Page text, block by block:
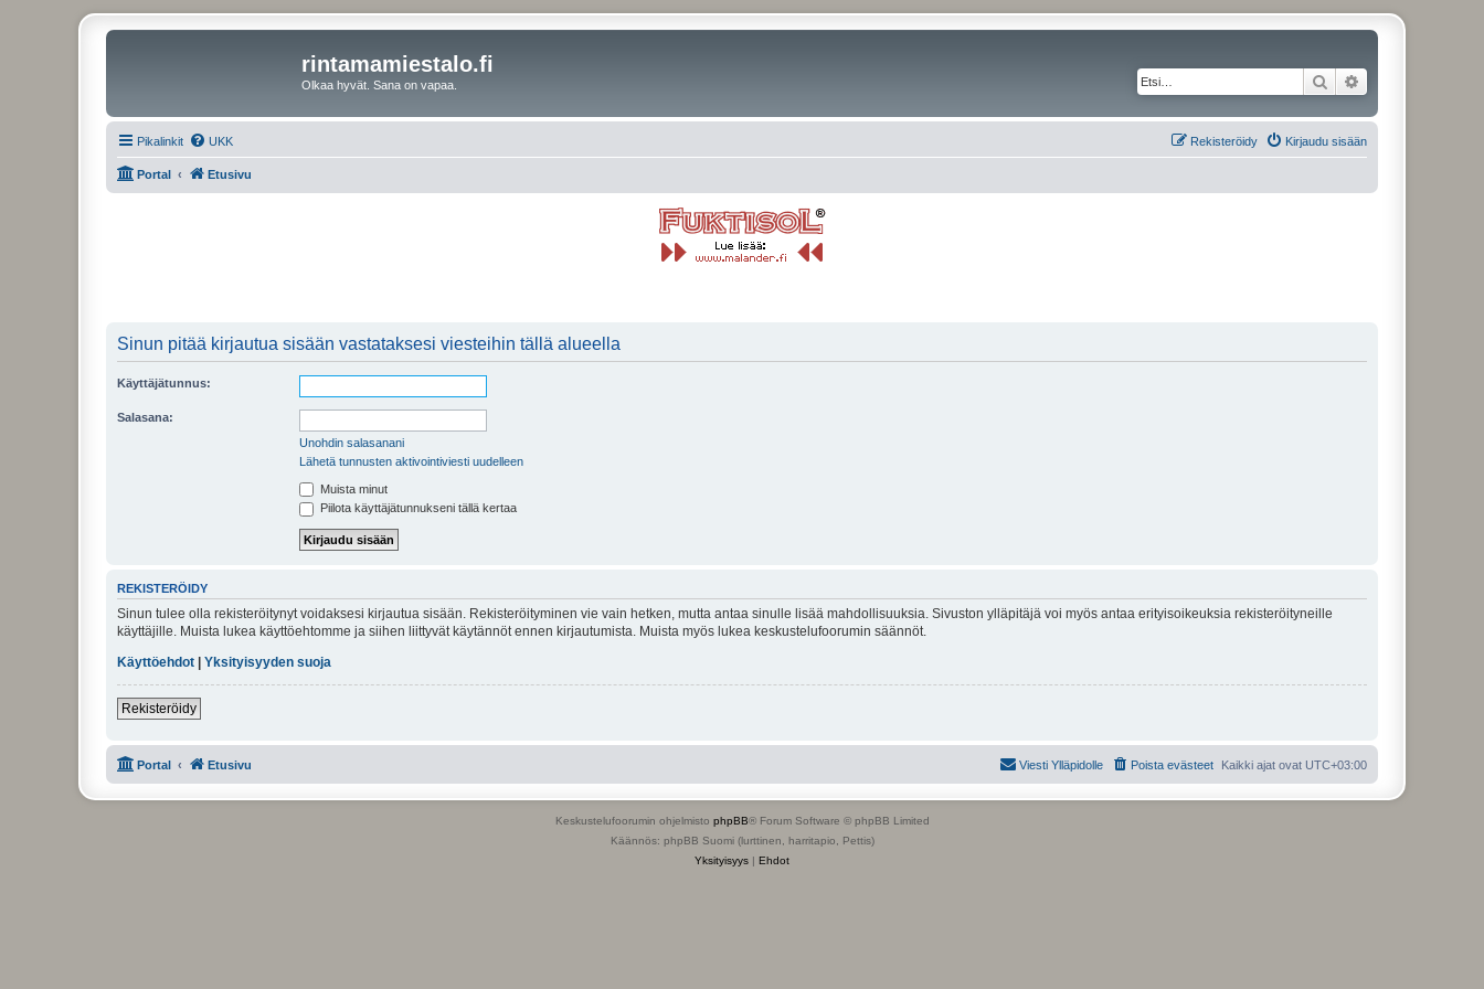
rintamamiestalo.fi
Olkaa hyvät. Sana on vapaa. Etsi
Pikalinkit UKK Kirjaudu sisään
Rekisteröidy
Portal Etusivu
Sinun pitää kirjautua sisään vastataksesi viesteihin tällä alueella
Käyttäjätunnus:
Salasana:
Unohdin salasanani
Lähetä tunnusten aktivointiviesti uudelleen
Muista minut
Piilota käyttäjätunnukseni tällä kertaa
REKISTERÖIDY
Sinun tulee olla rekisteröitynyt voidaksesi kirjautua sisään. Rekisteröityminen vie vain hetken, mutta antaa sinulle lisää mahdollisuuksia. Sivuston ylläpitäjä voi myös antaa erityisoikeuksia rekisteröityneille
käyttäjille. Muista lukea käyttöehtomme ja siihen liittyvät käytännöt ennen kirjautumista. Muista myös lukea keskustelufoorumin säännöt.
Käyttöehdot
Yksityisyyden suoja
Rekisteröidy
Portal Etusivu Kaikki ajat ovat UTC+03:00
Poista evästeet
Viesti Ylläpidolle
Keskustelufoorumin ohjelmisto phpBB® Forum Software © phpBB Limited
Käännös: phpBB Suomi (lurttinen, harritapio, Pettis)
Yksityisyys | Ehdot